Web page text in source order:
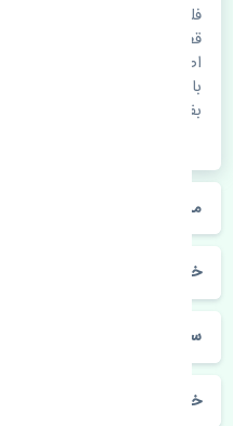
فلذا در صورت خرابی در
قطعات یدکی اقدام فرمایید.
اصلی بودن و کیفیت قطعات
با مکانیک و کارشناسان در
بفرمایید تا قطعات یدکی را از
مشخصات فنی گلگیر جلو چپ
خودروسازی دوو
سیلو
خرید گلگیر جلو چپ دوو سیلو